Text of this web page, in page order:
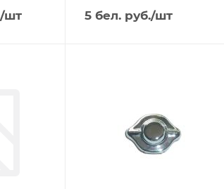
/шт 5 бел. руб./шт